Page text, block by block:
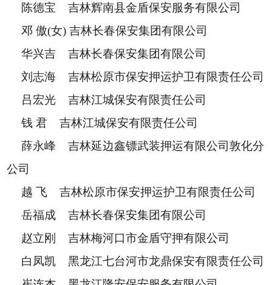
陈德宝 吉林辉南县金盾保安服务有限公司
邓 傲(女) 吉林长春保安集团有限公司
华兴吉 吉林长春保安集团有限公司
刘志海 吉林松原市保安押运护卫有限责任公司
吕宏光 吉林江城保安有限责任公司
钱 君 吉林江城保安有限责任公司
薛永峰 吉林延边鑫镖武装押运有限公司敦化分
公司
越 飞 吉林松原市保安押运护卫有限责任公司
岳福成 吉林长春保安集团有限公司
赵立刚 吉林梅河口市金盾守押有限公司
白凤凯 黑龙江七台河市龙鼎保安有限责任公司